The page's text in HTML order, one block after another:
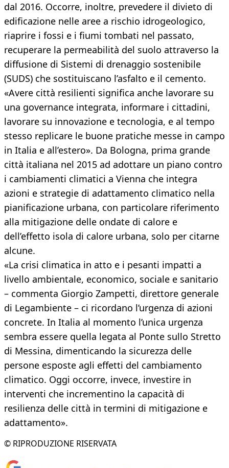
dal 2016. Occorre, inoltre, prevedere il divieto di
edificazione nelle aree a rischio idrogeologico,
riaprire i fossi e i fiumi tombati nel passato,
recuperare la permeabilità del suolo attraverso la
diffusione di Sistemi di drenaggio sostenibile
(SUDS) che sostituiscano l’asfalto e il cemento.
«Avere città resilienti significa anche lavorare su
una governance integrata, informare i cittadini,
lavorare su innovazione e tecnologia, e al tempo
stesso replicare le buone pratiche messe in campo
in Italia e all’estero». Da Bologna, prima grande
città italiana nel 2015 ad adottare un piano contro
i cambiamenti climatici a Vienna che integra
azioni e strategie di adattamento climatico nella
pianificazione urbana, con particolare riferimento
alla mitigazione delle ondate di calore e
dell’effetto isola di calore urbana, solo per citarne
alcune.
«La crisi climatica in atto e i pesanti impatti a
livello ambientale, economico, sociale e sanitario
– commenta Giorgio Zampetti, direttore generale
di Legambiente – ci ricordano l’urgenza di azioni
concrete. In Italia al momento l’unica urgenza
sembra essere quella legata al Ponte sullo Stretto
di Messina, dimenticando la sicurezza delle
persone esposte agli effetti del cambiamento
climatico. Oggi occorre, invece, investire in
interventi che incrementino la capacità di
resilienza delle città in termini di mitigazione e
adattamento».
© RIPRODUZIONE RISERVATA